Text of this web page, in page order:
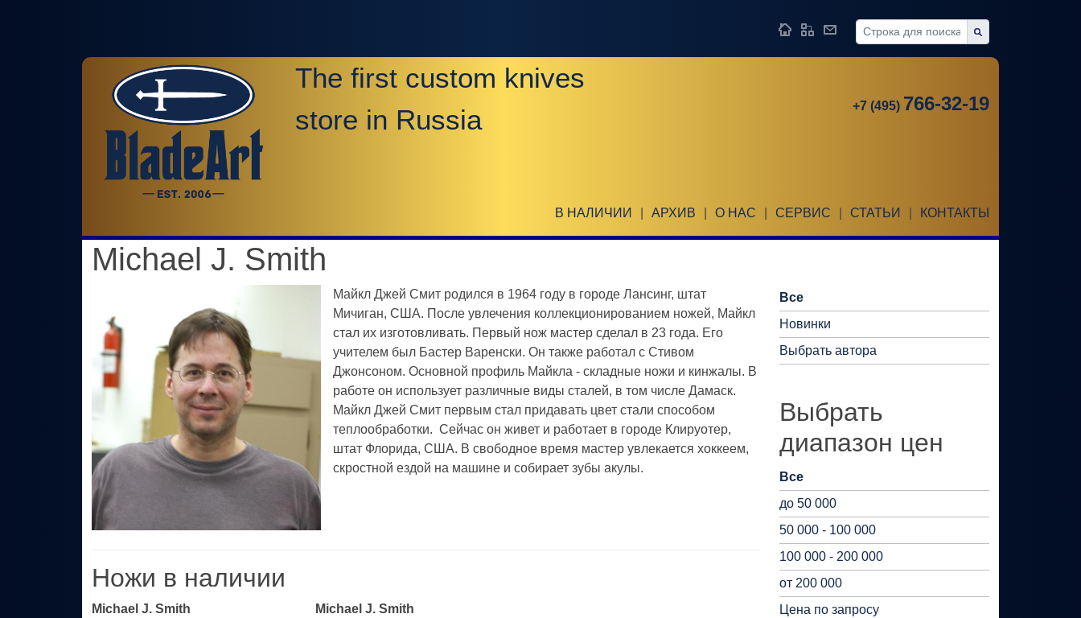
The first custom knives
store in Russia
+7 (495) 766-32-19
В НАЛИЧИИ АРХИВ О НАС СЕРВИС СТАТЬИ КОНТАКТЫ
Michael J. Smith
Майкл Джей Смит родился в 1964 году в городе Лансинг, штат
Мичиган, США. После увлечения коллекционированием ножей, Майкл
стал их изготовливать. Первый нож мастер сделал в 23 года. Его
учителем был Бастер Варенски. Он также работал с Стивом
Джонсоном. Основной профиль Майкла - складные ножи и кинжалы. В
работе он использует различные виды сталей, в том числе Дамаск.
Майкл Джей Смит первым стал придавать цвет стали способом
теплообработки. Сейчас он живет и работает в городе Клируотер,
штат Флорида, США. В свободное время мастер увлекается хоккеем,
скростной ездой на машине и собирает зубы акулы.
Ножи в наличии
Michael J. Smith Michael J. Smith
Все
Новинки
Выбрать автора
Выбрать
диапазон цен
Все
до 50 000
50 000 - 100 000
100 000 - 200 000
от 200 000
Цена по запросу